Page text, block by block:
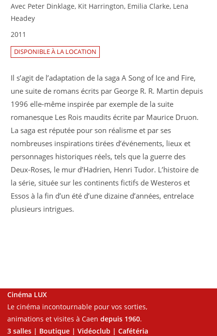
Avec Peter Dinklage, Kit Harrington, Emilia Clarke, Lena
Headey
2011
DISPONIBLE À LA LOCATION
Il s’agit de l’adaptation de la saga A Song of Ice and Fire,
une suite de romans écrits par George R. R. Martin depuis
1996 elle-même inspirée par exemple de la suite
romanesque Les Rois maudits écrite par Maurice Druon.
La saga est réputée pour son réalisme et par ses
nombreuses inspirations tirées d’événements, lieux et
personnages historiques réels, tels que la guerre des
Deux-Roses, le mur d’Hadrien, Henri Tudor. L’histoire de
la série, située sur les continents fictifs de Westeros et
Essos à la fin d’un été d’une dizaine d’années, entrelace
plusieurs intrigues.
Cinéma LUX
Le cinéma incontournable pour vos sorties,
animations et visites à Caen depuis 1960.
3 salles | Boutique | Vidéoclub | Cafétéria